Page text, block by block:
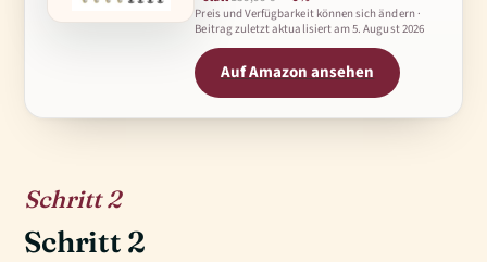
Preis und Verfügbarkeit können sich ändern ·
Beitrag zuletzt aktualisiert am5. August 2026
Auf Amazon ansehen
2
Schritt 2